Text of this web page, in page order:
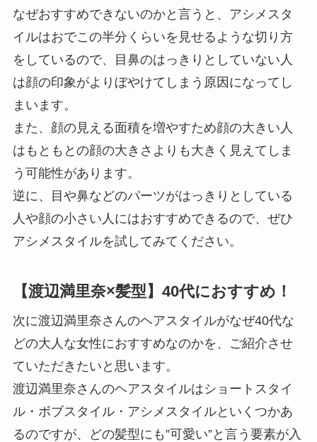
なぜおすすめできないのかと言うと、アシメスタ
イルはおでこの半分くらいを見せるような切り方
をしているので、目鼻のはっきりとしていない人
は顔の印象がよりぼやけてしまう原因になってし
まいます。
また、顔の見える面積を増やすため顔の大きい人
はもともとの顔の大きさよりも大きく見えてしま
う可能性があります。
逆に、目や鼻などのパーツがはっきりとしている
人や顔の小さい人にはおすすめできるので、ぜひ
アシメスタイルを試してみてください。
【渡辺満里奈×髪型】40代におすすめ！
次に渡辺満里奈さんのヘアスタイルがなぜ40代な
どの大人な女性におすすめなのかを、ご紹介させ
ていただきたいと思います。
渡辺満里奈さんのヘアスタイルはショートスタイ
ル・ボブスタイル・アシメスタイルといくつかあ
るのですが、どの髪型にも”可愛い”と言う要素が入